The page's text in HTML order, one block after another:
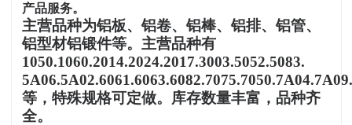
产品服务。
主营品种为铝板、铝卷、铝棒、铝排、铝管、
铝型材铝锻件等。主营品种有
1050.1060.2014.2024.2017.3003.5052.5083.
等，特殊规格可定做。库存数量丰富，品种齐
全。